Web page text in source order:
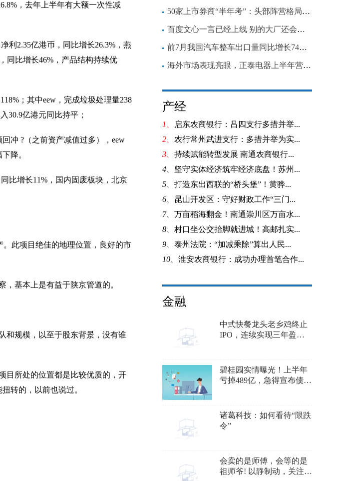
，去年上半年有大额一次性减
利2.35亿港币，同比增长26.3%，燕
同比增长46%，产品结构持续优
；其中eew，完成垃圾处理量238
30.9亿港元同比持平；
冲 ?（之前资产减值过多），eew
降。
比增长11%，国内固废板块，北京
此项目绝佳的地理位置，良好的市
基本上是有益于陕京管道的。
和规模，以至于股东背景，没有谁
目所处的位置都是比较优质的，开
转的，以前也说过。
50家上市券商“半年考”：头部阵营格局生变，中小公司增速亮眼
百度文心一言已经上线 别的大厂还会远吗？
前7月我国汽车整车出口量同比增长74%，纯电动机动车出口量增速显著
海外市场表现亮眼，正泰电器上半年营收同比增17.91%
产经
1、
启东农商银行：吕四支行多措并举...
2、 农行常州武进支行：多措并举为实...
3、 持续赋能转型发展 南通农商银行...
4、 坚守实体经济筑牢经济底盘！苏州...
5、 打造东出西联的“桥头堡”！黄骅...
6、 昆山开发区：守好财政工作“三门...
7、 万亩稻海翻金！南通崇川区万亩水...
8、 村口坐公交抬脚就进城！高邮扎实...
9、 泰州法院：“加减乘除”算出人民...
10、 淮安农商银行：成功办理首笔合作...
金融
中式快餐龙头老乡鸡终止
IPO，连续实现三年盈
碧桂园实情曝光！上半年
亏掉489亿，急得宣布债转
诸葛科技：如何看待“限跌
令”
会卖的是师傅，会等的是
祖师爷! 以静制动，关注新